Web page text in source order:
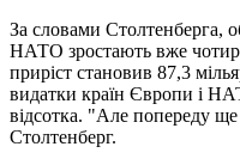
За словами Столтенберга,
НАТО зростають вже
приріст становив 87,3
видатки країн Європи і
відсотка. "Але попереду
Столтенберг.